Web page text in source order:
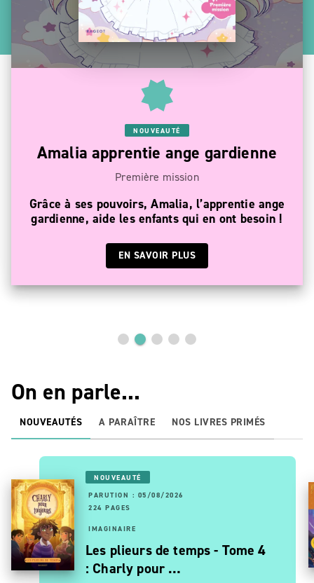
NOUVEAUTÉ
Amalia apprentie ange gardienne
Première mission
Grâce à ses pouvoirs, Amalia, l’apprentie ange
gardienne, aide les enfants qui en ont besoin !
EN SAVOIR PLUS
On en parle...
NOUVEAUTÉS A PARAÎTRE NOS LIVRES PRIMÉS
NOUVEAUTÉ
PARUTION : 05/08/2026
224 PAGES
IMAGINAIRE
Les plieurs de temps - Tome 4
: Charly pour …